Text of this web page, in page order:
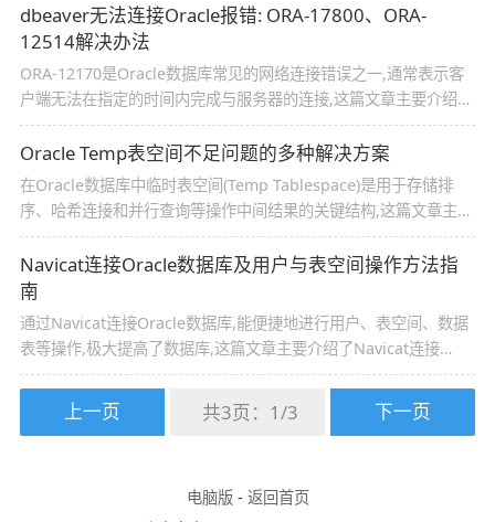
考下
dbeaver无法连接Oracle报错: ORA-17800、ORA-
12514解决办法
ORA-12170是Oracle数据库常见的网络连接错误之一,通常表示客
户端无法在指定的时间内完成与服务器的连接,这篇文章主要介绍了
dbeaver无法连接Oracle报错: ORA-17800、ORA-12514的解决办
法,需要的朋友可以参考下
Oracle Temp表空间不足问题的多种解决方案
在Oracle数据库中临时表空间(Temp Tablespace)是用于存储排
序、哈希连接和并行查询等操作中间结果的关键结构,这篇文章主要
介绍了Oracle Temp表空间不足问题的多种解决方案,需要的朋友可
以参考下
Navicat连接Oracle数据库及用户与表空间操作方法指
南
通过Navicat连接Oracle数据库,能便捷地进行用户、表空间、数据
表等操作,极大提高了数据库,这篇文章主要介绍了Navicat连接
Oracle数据库及用户与表空间操作方法指南的相关资料,需要的朋友
可以参考下上一页 共3页： 1/3 下一页
电脑版- 返回首页